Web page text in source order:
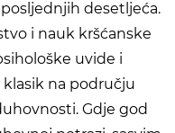
desetljeća.
i nauk kršćanske
uvide i
klasik na području
Gdje god